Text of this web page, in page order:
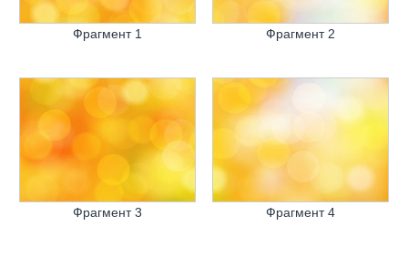
Фрагмент 1 Фрагмент 2
Фрагмент 3 Фрагмент 4